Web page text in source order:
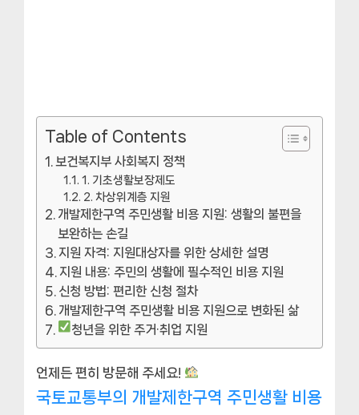
Table of Contents
보건복지부 사회복지 정책
1. 기초생활보장제도
2. 차상위계층 지원
개발제한구역 주민생활 비용 지원: 생활의 불편을
보완하는 손길
지원 자격: 지원대상자를 위한 상세한 설명
지원 내용: 주민의 생활에 필수적인 비용 지원
신청 방법: 편리한 신청 절차
개발제한구역 주민생활 비용 지원으로 변화된 삶
청년을 위한 주거·취업 지원
언제든 편히 방문해 주세요!
국토교통부의 개발제한구역 주민생활 비용